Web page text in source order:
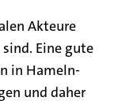
Akteure
Eine gute
in Hameln-
und daher